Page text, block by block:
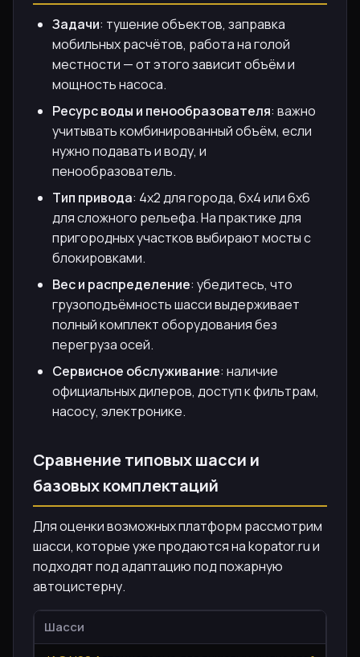
Задачи: тушение объектов, заправка
мобильных расчётов, работа на голой
местности — от этого зависит объём и
мощность насоса.
Ресурс воды и пенообразователя: важно
учитывать комбинированный объём, если
нужно подавать и воду, и
пенообразователь.
Тип привода: 4х2 для города, 6х4 или 6х6
для сложного рельефа. На практике для
пригородных участков выбирают мосты с
блокировками.
Вес и распределение: убедитесь, что
грузоподъёмность шасси выдерживает
полный комплект оборудования без
перегруза осей.
Сервисное обслуживание: наличие
официальных дилеров, доступ к фильтрам,
насосу, электронике.
Сравнение типовых шасси и
базовых комплектаций
Для оценки возможных платформ рассмотрим
шасси, которые уже продаются на kopator.ru и
подходят под адаптацию под пожарную
автоцистерну.
Шасси